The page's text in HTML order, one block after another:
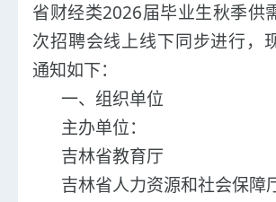
省财经类2026届毕业生秋季供
次招聘会线上线下同步进行，
通知如下：
一、组织单位
主办单位：
吉林省教育厅
吉林省人力资源和社会保障